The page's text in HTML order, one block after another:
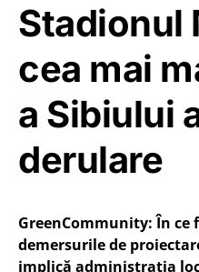
Stadionul
cea mai
a Sibiului
derulare
GreenCommunity: În
demersurile de
implică administrația